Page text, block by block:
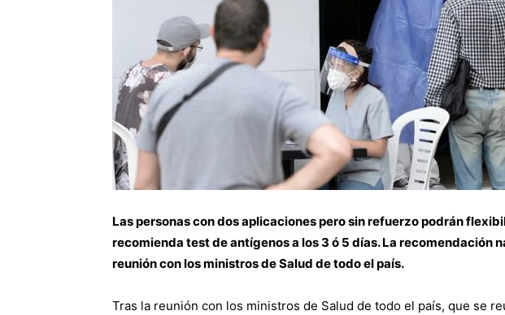
Las personas con dos aplicaciones pero sin refuerzo podrán
recomienda test de antígenos a los 3 ó 5 días. La recomendación
reunión con los ministros de Salud de todo el país.
Tras la reunión con los ministros de Salud de todo el país, que se